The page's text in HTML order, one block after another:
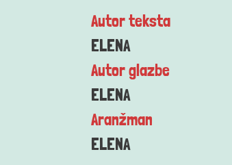
Autor teksta
ELENA
Autor glazbe
ELENA
Aranžman
ELENA